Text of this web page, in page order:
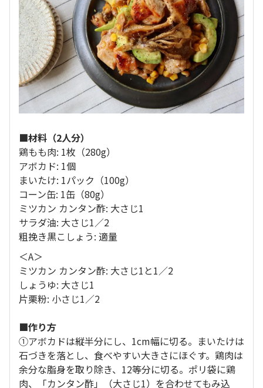
■材料（2人分）
鶏もも肉: 1枚（280g）
アボカド: 1個
まいたけ: 1パック（100g）
コーン缶: 1缶（80g）
ミツカン カンタン酢: 大さじ1
サラダ油: 大さじ1／2
粗挽き黒こしょう: 適量
＜A＞
ミツカン カンタン酢: 大さじ1と1／2
しょうゆ: 大さじ1
片栗粉: 小さじ1／2
■作り方
①アボカドは縦半分にし、1cm幅に切る。まいたけは
石づきを落とし、食べやすい大きさにほぐす。鶏肉は
余分な脂身を取り除き、12等分に切る。ポリ袋に鶏
肉、「カンタン酢」（大さじ1）を合わせてもみ込